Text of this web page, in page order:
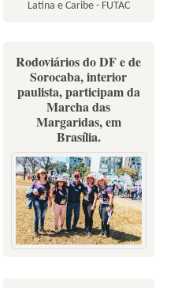
Latina e Caribe - FUTAC
Rodoviários do DF e de
Sorocaba, interior
paulista, participam da
Marcha das
Margaridas, em
Brasília.